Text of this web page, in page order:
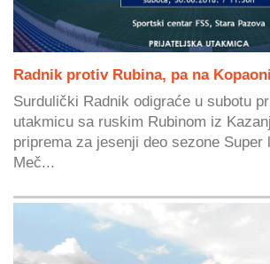
Radnik protiv Rubina, pa na
Surdulički Radnik odigraće u subotu
utakmicu sa ruskim Rubinom iz
priprema za jesenji deo sezone Super
Meč...